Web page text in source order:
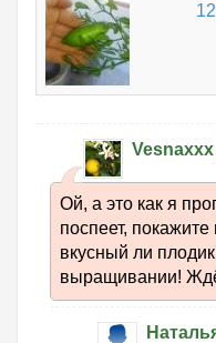
Vesnaxxx
Ой, а это как я
поспеет,
вкусный ли
выращивании!